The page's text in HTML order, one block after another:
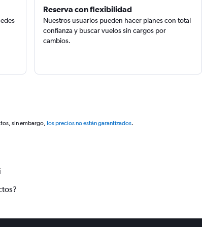
Reserva con flexibilidad
Nuestros usuarios pueden hacer planes con total
confianza y buscar vuelos sin cargos por
cambios.
sin embargo, los precios no están garantizados.